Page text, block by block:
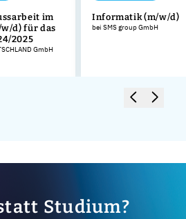
im
d) für das
2025
GmbH
Informatik (m/w/d)
bei SMS group GmbH
Studium?